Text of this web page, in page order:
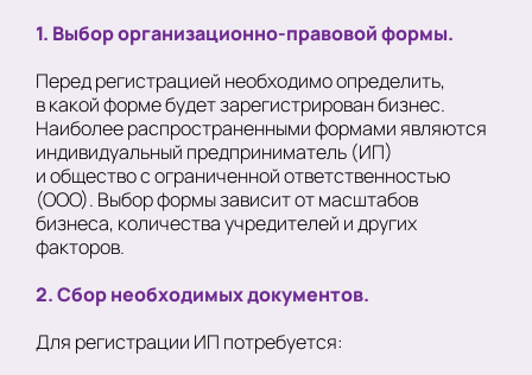
1. Выбор организационно-правовой формы.
Перед регистрацией необходимо определить,
в какой форме будет зарегистрирован бизнес.
Наиболее распространенными формами являются
индивидуальный предприниматель (ИП)
и общество с ограниченной ответственностью
(ООО). Выбор формы зависит от масштабов
бизнеса, количества учредителей и других
факторов.
2. Сбор необходимых документов.
Для регистрации ИП потребуется: